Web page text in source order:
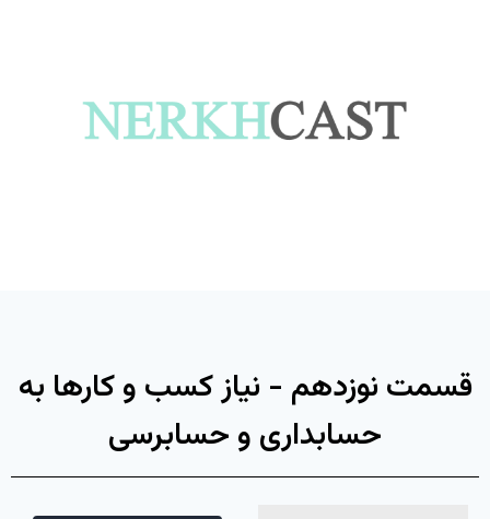
قسمت نوزدهم - نیاز کسب و کارها به
حسابداری و حسابرسی